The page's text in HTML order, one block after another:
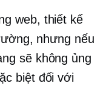
web, thiết kế
nhưng nếu
sẽ không ủng
biệt đối với